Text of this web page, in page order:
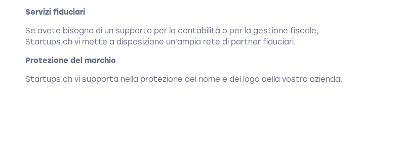
Servizi fiduciari
Se avete bisogno di un supporto per la contabilità o per la gestione fiscale,
Startups.ch vi mette a disposizione un'ampia rete di partner fiduciari.
Protezione del marchio
Startups.ch vi supporta nella protezione del nome e del logo della vostra azienda.